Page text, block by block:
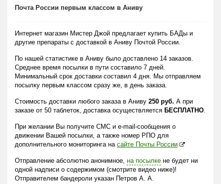
Почта России первым классом в Аниву
Интернет магазин Мистер Джой предлагает купить БАДы и
другие препараты с доставкой в Аниву Почтой России.
По нашей статистике в Аниву было доставлено 14 заказов.
Среднее время посылки в пути составило 7 дней.
Минимальный срок доставки составил 4 дня. Мы отправляем
посылку первым классом сразу же, в день заказа.
Стоимость доставки любого заказа в Аниву 250 руб. А при
заказе от 50 таблеток, доставка осуществляется БЕСПЛАТНО.
При желании Вы получите СМС и e-mail-сообщения о
движении Вашей посылки, а также номер РПО для
дополнительного мониторинга на сайте Почты России
Отправление абсолютно анонимное, на посылке не будет ни
одной надписи о содержимом (смотрите видео ниже)!
Отправителем бандероли указан Петров А. А.